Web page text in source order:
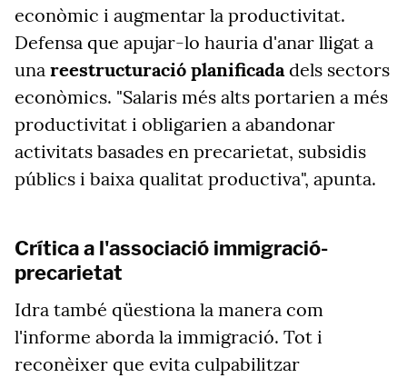
econòmic i augmentar la productivitat.
Defensa que apujar-lo hauria d'anar lligat a
una reestructuració planificadadels sectors
econòmics. "Salaris més alts portarien a més
productivitat i obligarien a abandonar
activitats basades en precarietat, subsidis
públics i baixa qualitat productiva", apunta.
Crítica a l'associació immigració-
precarietat
Idra també qüestiona la manera com
l'informe aborda la immigració. Tot i
reconèixer que evita culpabilitzar